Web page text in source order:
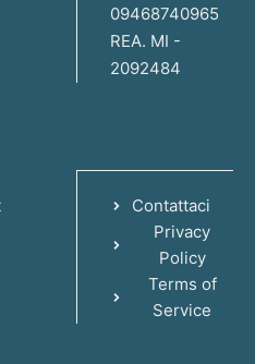
09468740965
REA. MI -
2092484
Contattaci
Privacy
Policy
Terms of
Service